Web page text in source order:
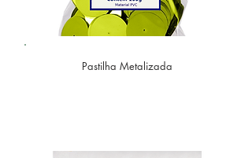
Pastilha Metalizada